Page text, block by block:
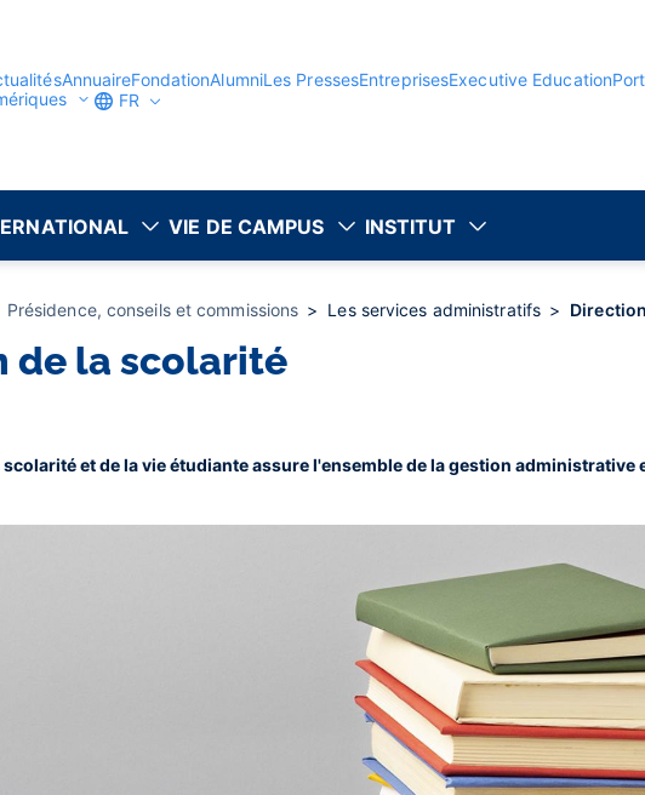
AnnuaireFondationAlumniLes PressesEntreprisesExecutive Education
FR
VIE DE CAMPUS INSTITUT
Présidence, conseils et commissions Les services administratifs
de la scolarité
et de la vie étudiante assure l'ensemble de la gestion